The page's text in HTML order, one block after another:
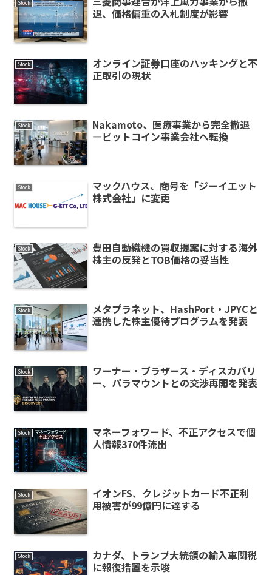
Stock
退、価格偏重の入札制度が影響
Stock
オンライン証券口座のハッキングと不
正取引の現状
Stock
Nakamoto、医療事業から完全撤退
—ビットコイン事業会社へ転換
Stock
マックハウス、商号を「ジーイエット
株式会社」に変更
Stock
豊田自動織機の買収提案に対する海外
株主の反発とTOB価格の妥当性
Stock
メタプラネット、HashPort・JPYCと
連携した株主優待プログラムを発表
Stock
ワーナー・ブラザース・ディスカバリ
ー、パラマウントとの交渉再開を発表
Stock
マネーフォワード、不正アクセスで個
人情報370件流出
Stock
イオンFS、クレジットカード不正利
用被害が99億円に達する
Stock
カナダ、トランプ大統領の輸入車関税
に報復措置を示唆